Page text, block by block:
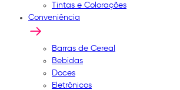
Tintas e Colorações
Conveniência
Barras de Cereal
Bebidas
Doces
Eletrônicos